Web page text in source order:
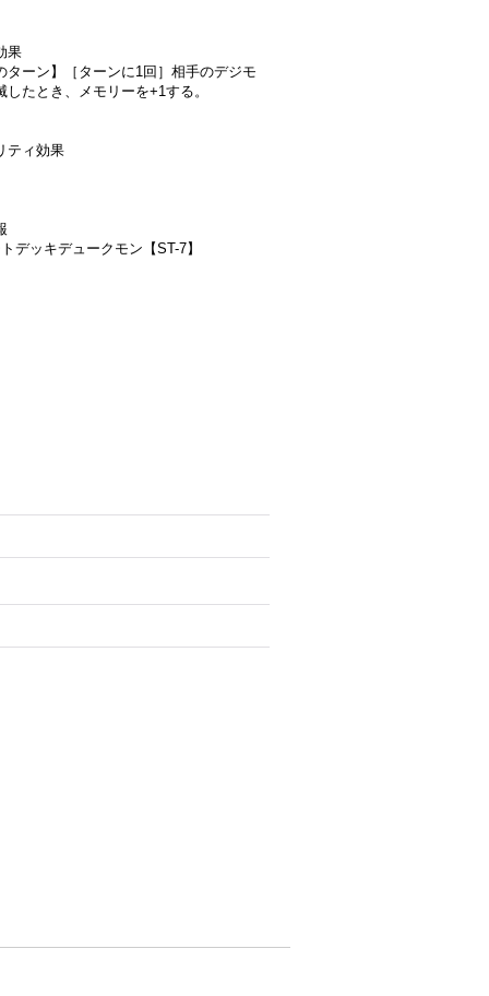
果
ターン】［ターンに1回］相手のデジモ
したとき、メモリーを+1する。
ティ効果
トデッキデュークモン【ST-7】